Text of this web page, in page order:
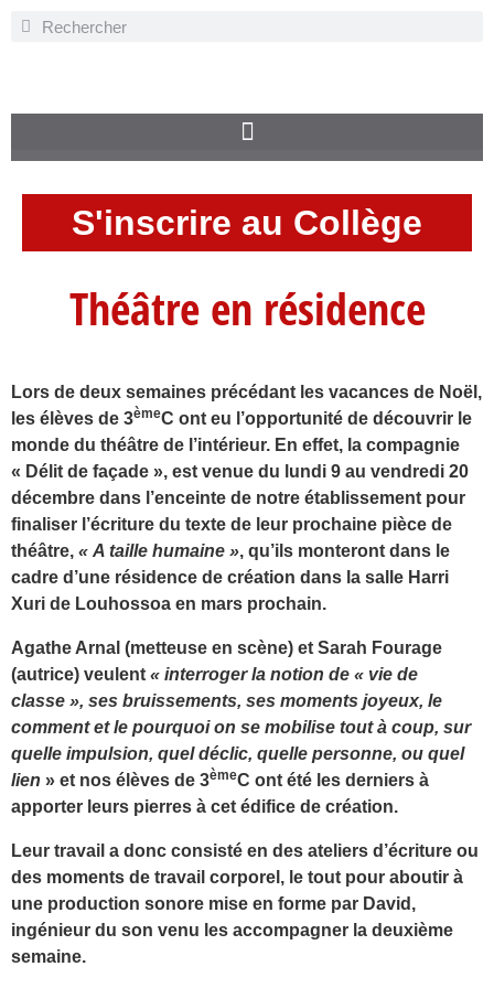
S'inscrire au Collège
Théâtre en résidence
Lors de deux semaines précédant les vacances de Noël,
les élèves de 3èmeC ont eu l’opportunité de découvrir le
monde du théâtre de l’intérieur. En effet, la compagnie
« Délit de façade », est venue du lundi 9 au vendredi 20
décembre dans l’enceinte de notre établissement pour
finaliser l’écriture du texte de leur prochaine pièce de
théâtre, « A taille humaine », qu’ils monteront dans le
cadre d’une résidence de création dans la salle Harri
Xuri de Louhossoa en mars prochain.
Agathe Arnal (metteuse en scène) et Sarah Fourage
(autrice) veulent « interroger la notion de « vie de
classe », ses bruissements, ses moments joyeux, le
comment et le pourquoi on se mobilise tout à coup, sur
quelle impulsion, quel déclic, quelle personne, ou quel
lien » et nos élèves de 3èmeC ont été les derniers à
apporter leurs pierres à cet édifice de création.
Leur travail a donc consisté en des ateliers d’écriture ou
des moments de travail corporel, le tout pour aboutir à
une production sonore mise en forme par David,
ingénieur du son venu les accompagner la deuxième
semaine.